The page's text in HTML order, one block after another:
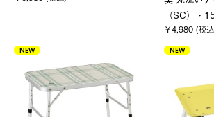
（SC）・
￥4,980 (税
NEW NEW